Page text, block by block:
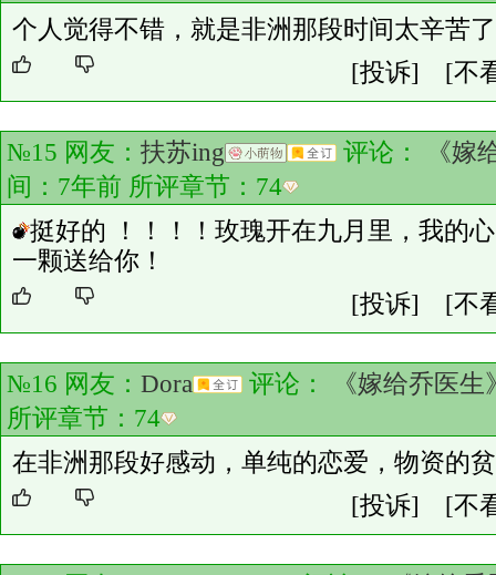
个人觉得不错，就是非洲那段时间太辛苦
[投诉]
[不
№15 网友： 扶苏ing 评论：
《嫁
间：7年前 所评章节： 74
挺好的 ！！！！玫瑰开在九月里，我的
一颗送给你！
[投诉]
[不
№16 网友： Dora 评论：
《嫁给乔医生
所评章节： 74
在非洲那段好感动，单纯的恋爱，物资的
[投诉]
[不